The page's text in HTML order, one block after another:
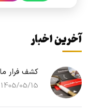
آخرین اخبار
کشف فرار
1405/05/15